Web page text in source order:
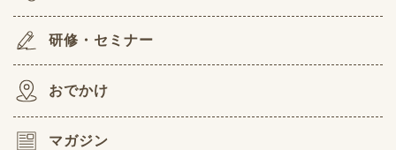
研修・セミナー
おでかけ
マガジン